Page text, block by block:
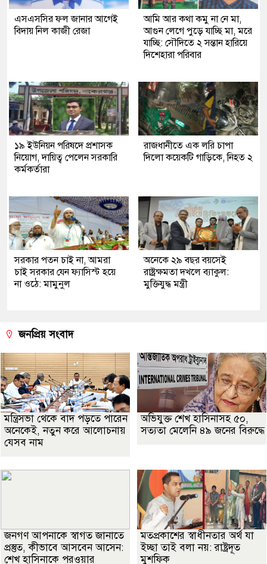
এসএসসির ফল জানার আগেই
বিদায় নিল কাজী রেজা
আমি আর কথা কমু না নে মা,
আগুন লেগে পুড়ে যাচ্ছি মা, মরে
যাচ্ছি: সৌদিতে ২ সন্তান হারিয়ে
দিশেহারা পরিবার
১৯ ইউনিয়ন পরিষদে প্রশাসক
নিয়োগ, দায়িত্ব পেলেন সরকারি
কর্মকর্তারা
রাজধানীতে এক লরি চাপা
দিলো কয়েকটি গাড়িকে, নিহত ২
সরকার পতন চাই না, আমরা
চাই সরকার যেন ফ্যাসিস্ট হয়ে
না ওঠে: মামুনুল
অনেকে ২৯ বছর বয়সেই
রাষ্ট্রক্ষমতা দখলে ব্যাকুল:
মুক্তিযুদ্ধ মন্ত্রী
জনপ্রিয় সংবাদ
মন্ত্রিসভা থেকে বাদ পড়তে পারেন
অনেকেই, নতুন করে আলোচনায়
যেসব নাম
অভিযুক্ত শেখ হাসিনাসহ ৫০,
সত্যতা মেলেনি ৪৯ জনের বিরুদ্ধে
জনগণ আপনাকে স্বাগত জানাতে
প্রস্তুত, কীভাবে আসবেন আসেন:
শেখ হাসিনাকে পরওয়ার
মতপ্রকাশের স্বাধীনতার অর্থ যা
ইচ্ছা তাই বলা নয়: রাষ্ট্রদূত
মুশফিক